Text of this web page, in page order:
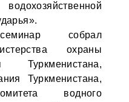
собрал
охраны
Туркменистана,
водного